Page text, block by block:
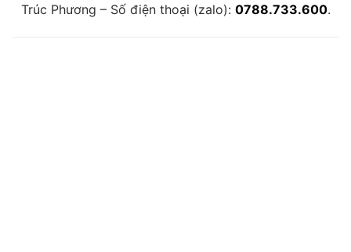
Trúc Phương – Số điện thoại (zalo): 0788.733.600.